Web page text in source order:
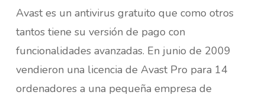
Avast es un antivirus gratuito que como otros
tantos tiene su versión de pago con
funcionalidades avanzadas. En junio de 2009
vendieron una licencia de Avast Pro para 14
ordenadores a una pequeña empresa de